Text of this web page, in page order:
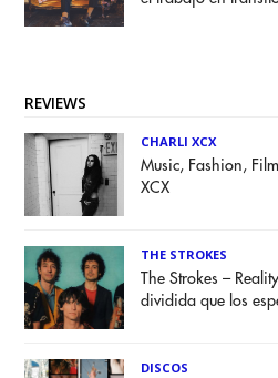
REVIEWS
CHARLI XCX
Music, Fashion,
XCX
THE STROKES
The Strokes –
dividida que los
DISCOS